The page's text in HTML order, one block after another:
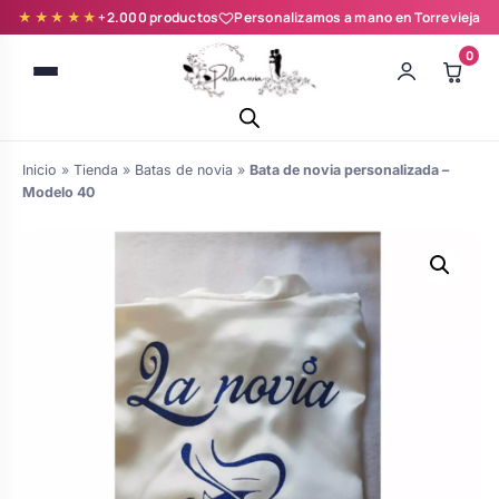
★★★★★+2.000 productos Personalizamos a mano en Torrevieja
0
novia y zapatillas
personalizadas
de boda
Árboles de Huellas para Primera
Comunión
Batas de comunión personalizadas
para niña
Inicio » Tienda » Batas de novia » Bata de novia personalizada –
Modelo 40